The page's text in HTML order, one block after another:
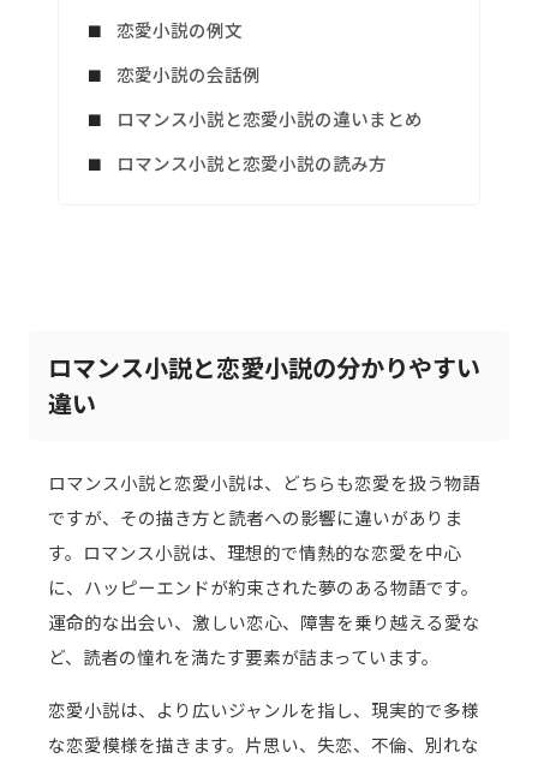
恋愛小説の例文
恋愛小説の会話例
ロマンス小説と恋愛小説の違いまとめ
ロマンス小説と恋愛小説の読み方
ロマンス小説と恋愛小説の分かりやすい
違い
ロマンス小説と恋愛小説は、どちらも恋愛を扱う物語
ですが、その描き方と読者への影響に違いがありま
す。ロマンス小説は、理想的で情熱的な恋愛を中心
に、ハッピーエンドが約束された夢のある物語です。
運命的な出会い、激しい恋心、障害を乗り越える愛な
ど、読者の憧れを満たす要素が詰まっています。
恋愛小説は、より広いジャンルを指し、現実的で多様
な恋愛模様を描きます。片思い、失恋、不倫、別れな